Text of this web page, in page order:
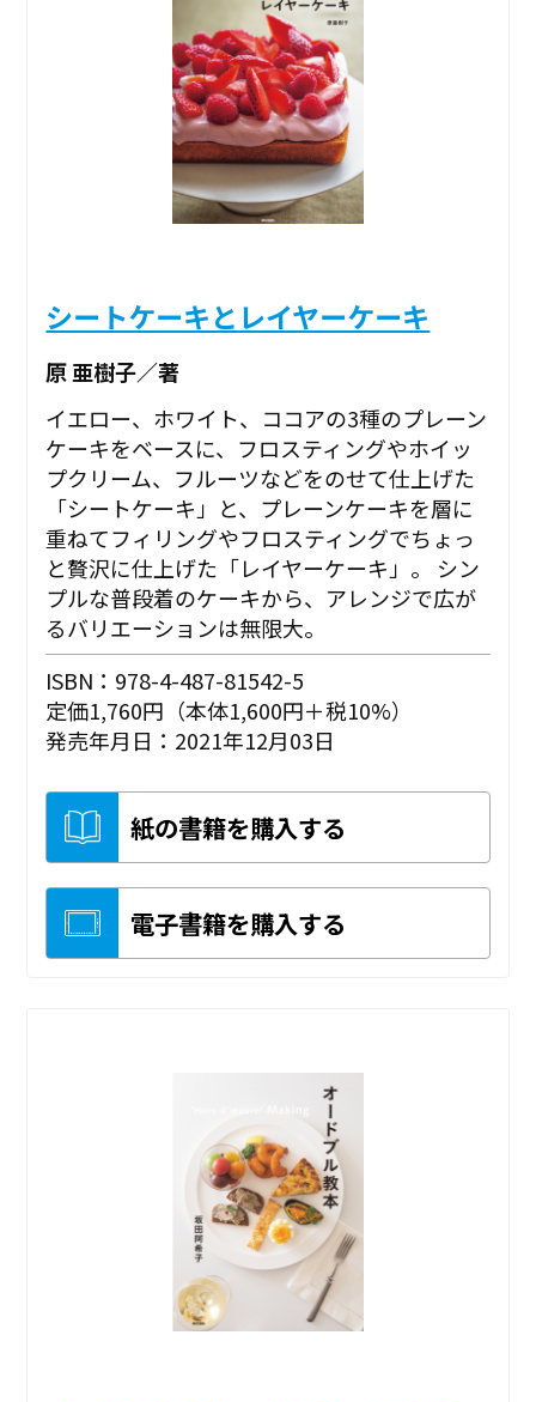
シートケーキとレイヤーケーキ
原 亜樹子／著
イエロー、ホワイト、ココアの3種のプレーン
ケーキをベースに、フロスティングやホイッ
プクリーム、フルーツなどをのせて仕上げた
「シートケーキ」と、プレーンケーキを層に
重ねてフィリングやフロスティングでちょっ
と贅沢に仕上げた「レイヤーケーキ」。 シン
プルな普段着のケーキから、アレンジで広が
るバリエーションは無限大。
ISBN：978-4-487-81542-5
定価1,760円（本体1,600円＋税10%）
発売年月日：2021年12月03日
紙の書籍を購入する
電子書籍を購入する